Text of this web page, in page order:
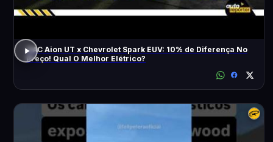
GAC Aion UT x Chevrolet Spark EUV: 10% de Diferença No
Preço! Qual O Melhor Elétrico?